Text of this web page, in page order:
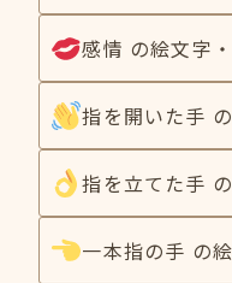
感情 の絵文字
指を開いた手
指を立てた手
一本指の手 の